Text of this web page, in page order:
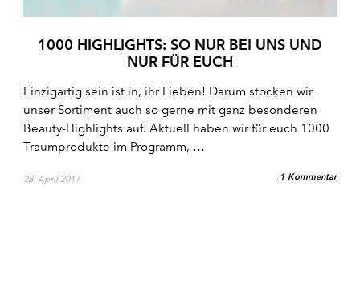
1000 HIGHLIGHTS: SO NUR BEI UNS UND
NUR FÜR EUCH
Einzigartig sein ist in, ihr Lieben! Darum stocken wir
unser Sortiment auch so gerne mit ganz besonderen
Beauty-Highlights auf. Aktuell haben wir für euch 1000
Traumprodukte im Programm, …
28. April 2017 1 Kommentar